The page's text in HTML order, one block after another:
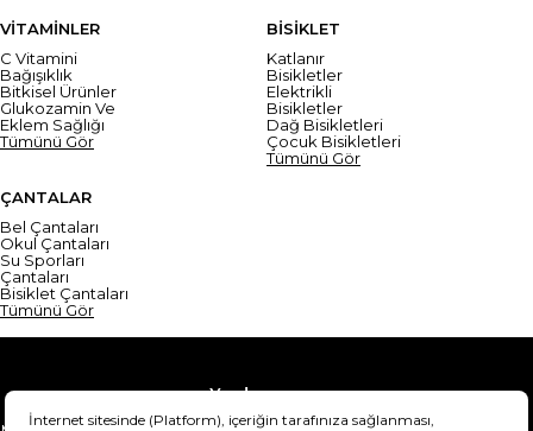
VİTAMİNLER
C Vitamini
Bağışıklık
Bitkisel Ürünler
Glukozamin Ve
Eklem Sağlığı
Tümünü Gör
BİSİKLET
Katlanır
Bisikletler
Elektrikli
Bisikletler
Dağ Bisikletleri
Çocuk Bisikletleri
Tümünü Gör
ÇANTALAR
Bel Çantaları
Okul Çantaları
Su Sporları
Çantaları
Bisiklet Çantaları
Tümünü Gör
Yardım